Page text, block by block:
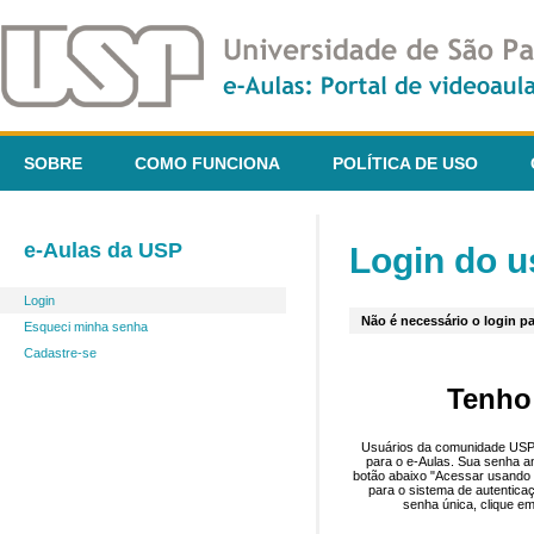
SOBRE COMO FUNCIONA POLÍTICA DE USO
e-Aulas da USP
Login
Esqueci minha senha
Cadastre-se
Login do
Não é necessário o login
Usuários da comunidade
para o e-Aulas. Sua senha
botão abaixo "Acessar
para o sistema de
senha única, clique